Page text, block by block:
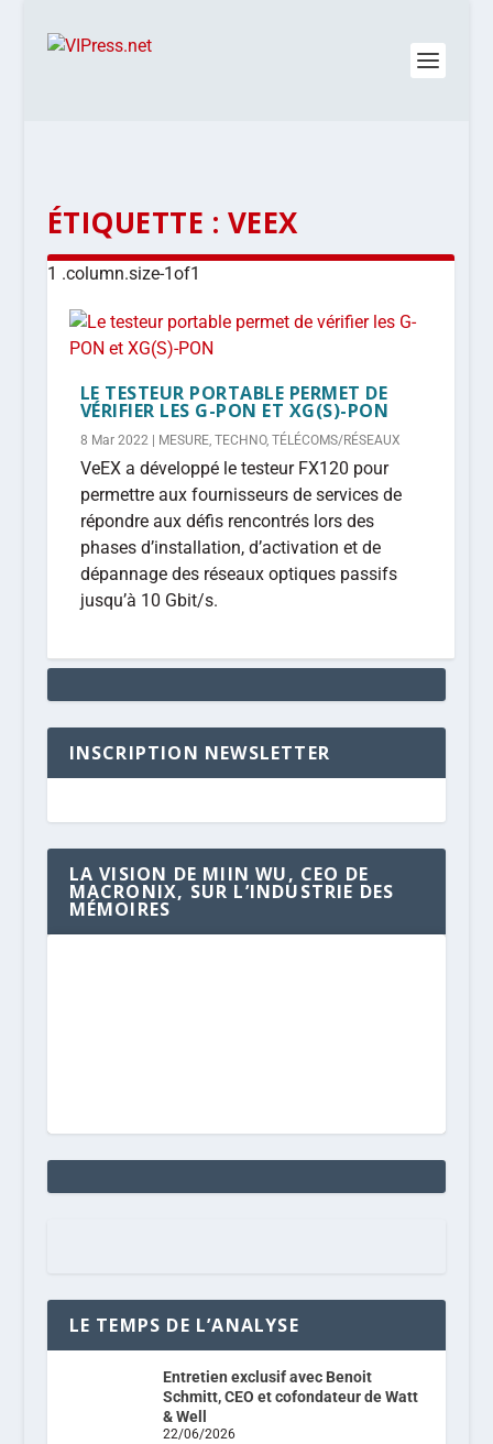
ÉTIQUETTE : VEEX
LE TESTEUR PORTABLE PERMET DE
VÉRIFIER LES G-PON ET XG(S)-PON
8 Mar 2022| MESURE, TECHNO, TÉLÉCOMS/RÉSEAUX
VeEX a développé le testeur FX120 pour
permettre aux fournisseurs de services de
répondre aux défis rencontrés lors des
phases d’installation, d’activation et de
dépannage des réseaux optiques passifs
jusqu’à 10 Gbit/s.
INSCRIPTION NEWSLETTER
LA VISION DE MIIN WU, CEO DE
MACRONIX, SUR L’INDUSTRIE DES
MÉMOIRES
LE TEMPS DE L’ANALYSE
Entretien exclusif avec Benoit
Schmitt, CEO et cofondateur de Watt
& Well
22/06/2026